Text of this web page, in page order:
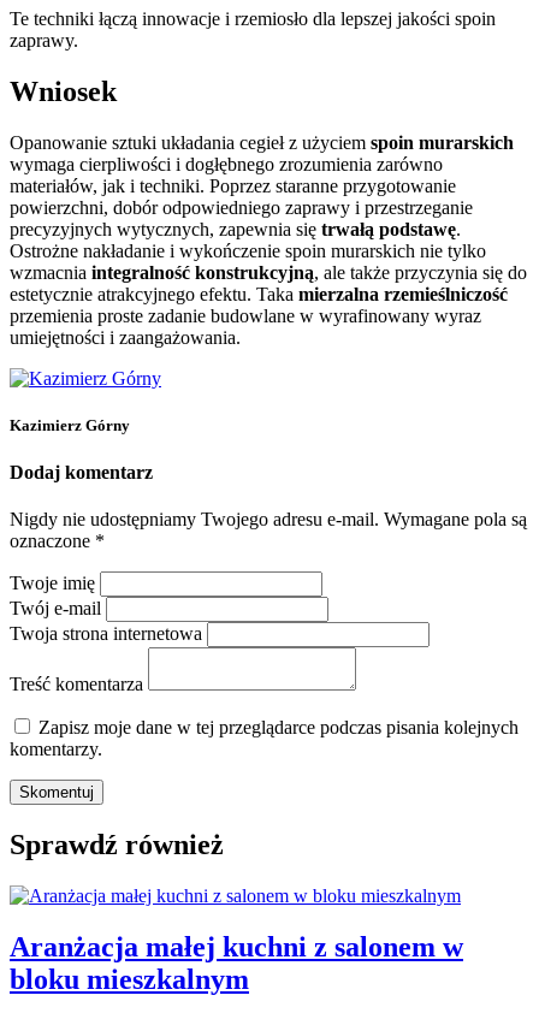
Te techniki łączą innowacje i rzemiosło dla lepszej jakości spoin
zaprawy.
Wniosek
Opanowanie sztuki układania cegieł z użyciem spoin murarskich
wymaga cierpliwości i dogłębnego zrozumienia zarówno
materiałów, jak i techniki. Poprzez staranne przygotowanie
powierzchni, dobór odpowiedniego zaprawy i przestrzeganie
precyzyjnych wytycznych, zapewnia się trwałą podstawę.
Ostrożne nakładanie i wykończenie spoin murarskich nie tylko
wzmacnia integralność konstrukcyjną, ale także przyczynia się do
estetycznie atrakcyjnego efektu. Taka mierzalna rzemieślniczość
przemienia proste zadanie budowlane w wyrafinowany wyraz
umiejętności i zaangażowania.
Kazimierz Górny
Dodaj komentarz
Nigdy nie udostępniamy Twojego adresu e-mail. Wymagane pola są
oznaczone *
Twoje imię
Twój e-mail
Twoja strona internetowa
Treść komentarza
Zapisz moje dane w tej przeglądarce podczas pisania kolejnych
komentarzy.
Sprawdź również
Aranżacja małej kuchni z salonem w
bloku mieszkalnym